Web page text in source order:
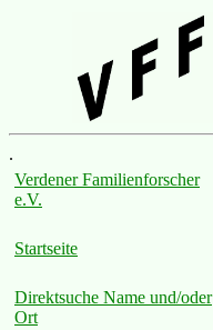
.
Verdener Familienforscher
e.V.
Startseite
Direktsuche Name und/oder
Ort